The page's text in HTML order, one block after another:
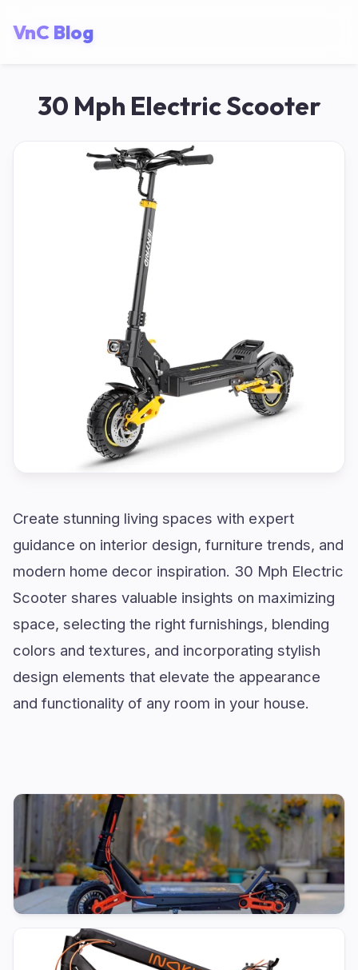
VnC Blog
30 Mph Electric Scooter
Create stunning living spaces with expert
guidance on interior design, furniture trends, and
modern home decor inspiration. 30 Mph Electric
Scooter shares valuable insights on maximizing
space, selecting the right furnishings, blending
colors and textures, and incorporating stylish
design elements that elevate the appearance
and functionality of any room in your house.